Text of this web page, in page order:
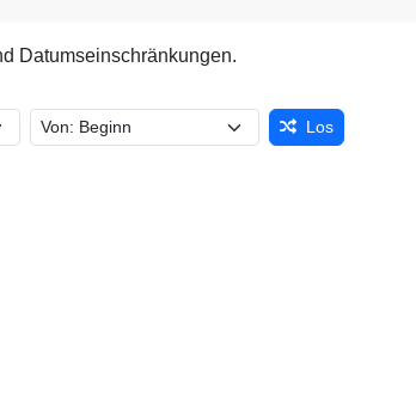
Datumseinschränkungen.
Los